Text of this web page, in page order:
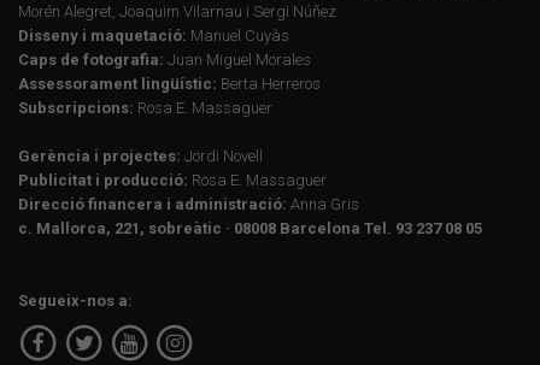
Morén Alegret, Joaquim Vilarnau i Sergi Núñez
Disseny i maquetació: Manuel Cuyàs
Caps de fotografia: Juan Miguel Morales
Assessorament lingüístic: Berta Herreros
Subscripcions: Rosa E. Massaguer
Gerència i projectes: Jordi Novell
Publicitat i producció: Rosa E. Massaguer
Direcció financera i administració: Anna Gris
c. Mallorca, 221, sobreàtic · 08008 Barcelona Tel. 93 237 08 05
Segueix-nos a: